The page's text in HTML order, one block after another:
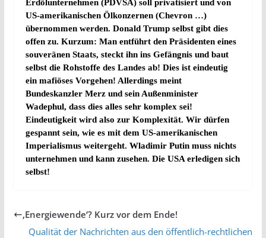
Erdölunternehmen (PDVSA) soll privatisiert und von
US-amerikanischen Ölkonzernen (Chevron …)
übernommen werden. Donald Trump selbst gibt dies
offen zu. Kurzum: Man entführt den Präsidenten eines
souveränen Staats, steckt ihn ins Gefängnis und baut
selbst die Rohstoffe des Landes ab! Dies ist eindeutig
ein mafiöses Vorgehen! Allerdings meint
Bundeskanzler Merz und sein Außenminister
Wadephul, dass dies alles sehr komplex sei!
Eindeutigkeit wird also zur Komplexität. Wir dürfen
gespannt sein, wie es mit dem US-amerikanischen
Imperialismus weitergeht. Wladimir Putin muss nichts
unternehmen und kann zusehen. Die USA erledigen sich
selbst!
‚Energiewende‘? Kurz vor dem Ende!
Qualität der Nachrichten aus den öffentlich-rechtlichen